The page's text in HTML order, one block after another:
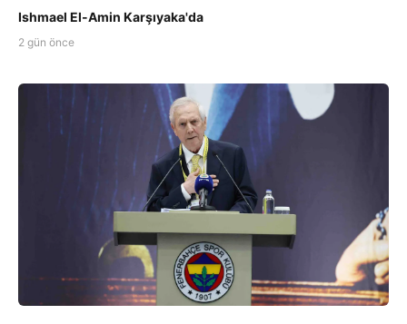
Ishmael El-Amin Karşıyaka'da
2 gün önce